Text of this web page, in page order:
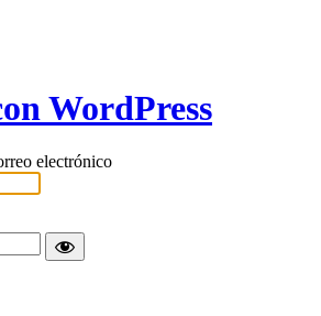
WordPress
electrónico